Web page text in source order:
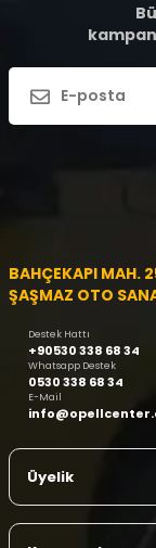
BAHÇEKAPI MAH.
ŞAŞMAZ OTO
Destek Hattı
+90530 338 68 34
Whatsapp Destek
0530 338 68 34
E-Mail
Üyelik